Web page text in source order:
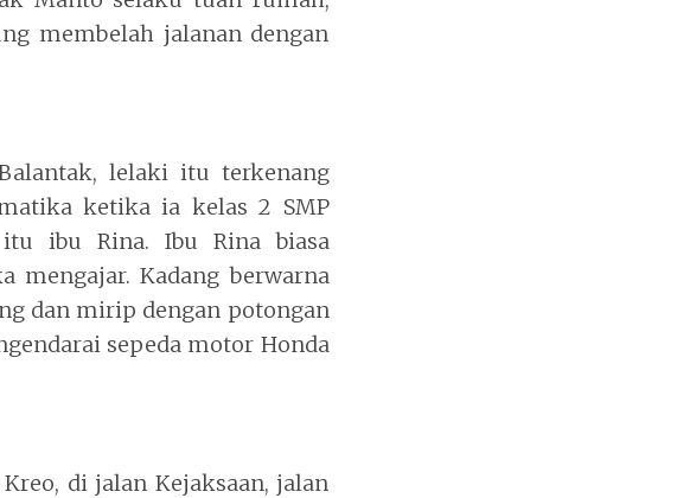
membelah jalanan dengan
lelaki itu terkenang
ketika ia kelas 2 SMP
ibu Rina. Ibu Rina biasa
mengajar. Kadang berwarna
dan mirip dengan potongan
sepeda motor Honda
di jalan Kejaksaan, jalan